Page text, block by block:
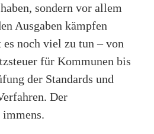
sondern vor allem
Ausgaben kämpfen
es noch viel zu tun – von
für Kommunen bis
der Standards und
Der